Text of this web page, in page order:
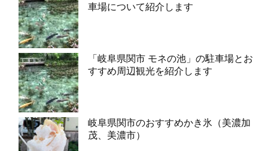
車場について紹介します
「岐阜県関市 モネの池」の駐車場とお
すすめ周辺観光を紹介します
岐阜県関市のおすすめかき氷（美濃加
茂、美濃市）